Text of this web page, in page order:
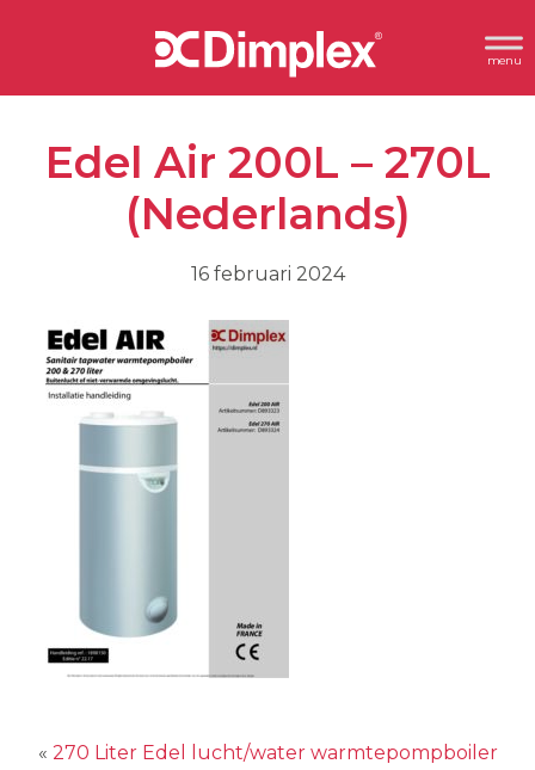
inhoud
Dimplex
Header
Rechts
Edel Air 200L – 270L
(Nederlands)
16 februari 2024
« 270 Liter Edel lucht/water warmtepompboiler